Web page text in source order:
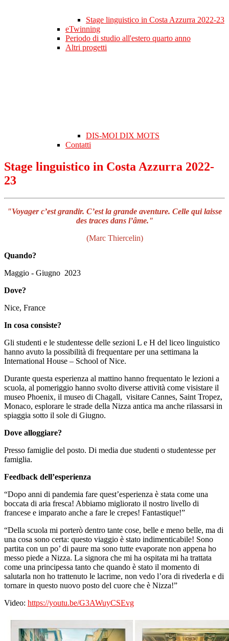
Stage linguistico in Costa Azzurra 2022-23
eTwinning
Periodo di studio all'estero quarto anno
Altri progetti
DIS-MOI DIX MOTS
Contatti
Stage linguistico in Costa Azzurra 2022-
23
"Voyager c’est grandir. C’est la grande aventure. Celle qui laisse
des traces dans l’âme."
(Marc Thiercelin)
Quando?
Maggio - Giugno 2023
Dove?
Nice, France
In cosa consiste?
Gli studenti e le studentesse delle sezioni L e H del liceo linguistico
hanno avuto la possibilità di frequentare per una settimana la
International House – School of Nice.
Durante questa esperienza al mattino hanno frequentato le lezioni a
scuola, al pomeriggio hanno svolto diverse attività come visistare il
museo Phoenix, il museo di Chagall, visitare Cannes, Saint Tropez,
Monaco, esplorare le strade della Nizza antica ma anche rilassarsi in
spiaggia sotto il sole di Giugno.
Dove alloggiare?
Presso famiglie del posto. Di media due studenti o studentesse per
famiglia.
Feedback dell’esperienza
“Dopo anni di pandemia fare quest’esperienza è stata come una
boccata di aria fresca! Abbiamo migliorato il nostro livello di
francese e imparato anche a fare le crepes! Fantastique!”
“Della scuola mi porterò dentro tante cose, belle e meno belle, ma di
una cosa sono certa: questo viaggio è stato indimenticabile! Sono
partita con un po’ di paure ma sono tutte evaporate non appena ho
messo piede a Nizza. La signora che mi ha ospitata mi ha trattata
come una principessa tanto che quando è stato il momento di
salutarla non ho trattenuto le lacrime, non vedo l’ora di rivederla e di
tornare in questo nuovo posto del cuore che è Nizza!”
Video: https://youtu.be/G3AWuyCSEvg